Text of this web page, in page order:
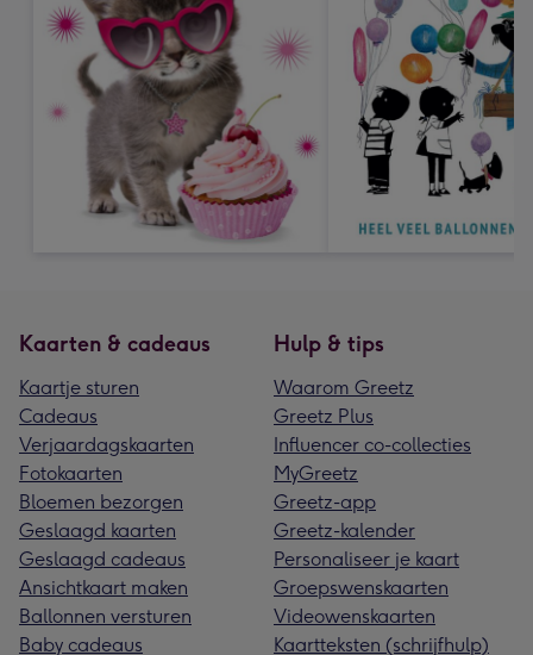
Kaarten & cadeaus
Kaartje sturen
Cadeaus
Verjaardagskaarten
Fotokaarten
Bloemen bezorgen
Geslaagd kaarten
Geslaagd cadeaus
Ansichtkaart maken
Ballonnen versturen
Baby cadeaus
Hulp & tips
Waarom Greetz
Greetz Plus
Influencer co-collecties
MyGreetz
Greetz-app
Greetz-kalender
Personaliseer je kaart
Groepswenskaarten
Videowenskaarten
Kaartteksten (schrijfhulp)